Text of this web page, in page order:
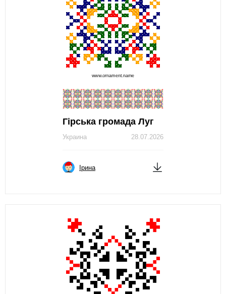
Гірська громада Луг
28.07.2026
Украина
Ірина